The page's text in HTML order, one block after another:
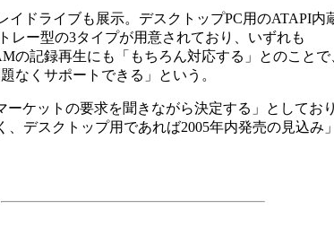
ドライブも展示。デスクトップPC用のATAPI内
レー型の3タイプが用意されており、いずれも
の記録再生にも「もちろん対応する」とのことで
なくサポートできる」という。
ケットの要求を聞きながら決定する」としてお
デスクトップ用であれば2005年内発売の見込み